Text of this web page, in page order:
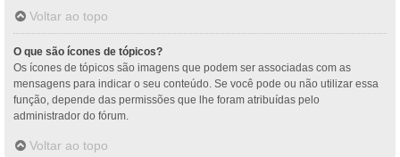
Voltar ao topo
O que são ícones de tópicos?
Os ícones de tópicos são imagens que podem ser associadas com as
mensagens para indicar o seu conteúdo. Se você pode ou não utilizar essa
função, depende das permissões que lhe foram atribuídas pelo
administrador do fórum.
Voltar ao topo